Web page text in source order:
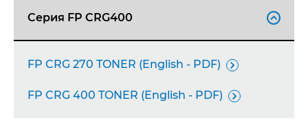
Серия FP CRG400 
FP CRG 270 TONER (English - PDF) 
FP CRG 400 TONER (English - PDF) 